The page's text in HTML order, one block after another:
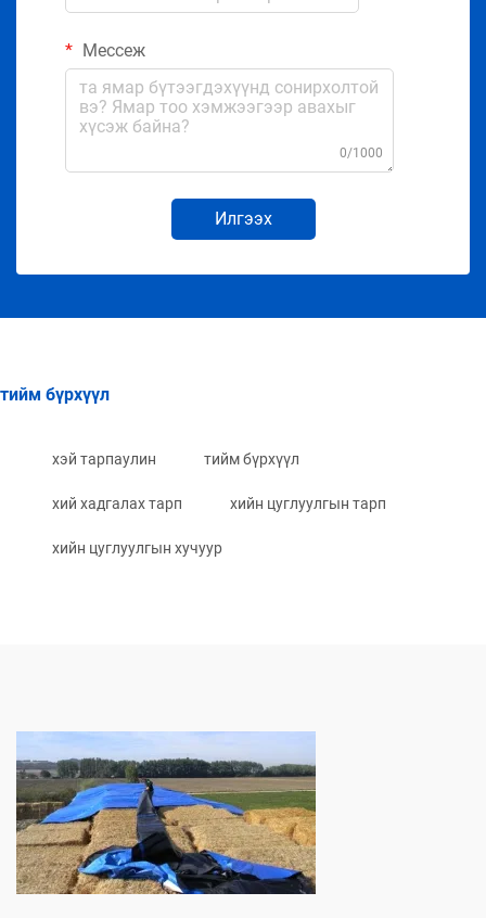
Мессеж
0/1000
Илгээх
тийм бүрхүүл
хэй тарпаулин тийм бүрхүүл
хий хадгалах тарп хийн цуглуулгын тарп
хийн цуглуулгын хучуур